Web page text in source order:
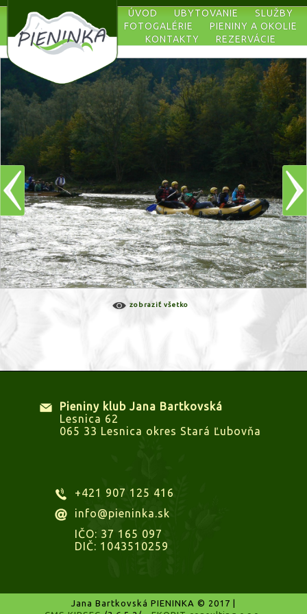
ÚVOD UBYTOVANIE
SLUŽBY
FOTOGALÉRIE
PIENINY A OKOLIE
KONTAKTY
REZERVÁCIE
zobraziť všetko
Pieniny klub Jana Bartkovská
Lesnica 62
065 33 Lesnica okres Stará Ľubovňa
+421 907 125 416
info@pieninka.sk
IČO: 37 165 097
DIČ: 1043510259
Jana Bartkovská PIENINKA © 2017 |